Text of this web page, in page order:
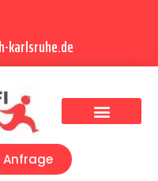
karlsruhe.de
Anfrage